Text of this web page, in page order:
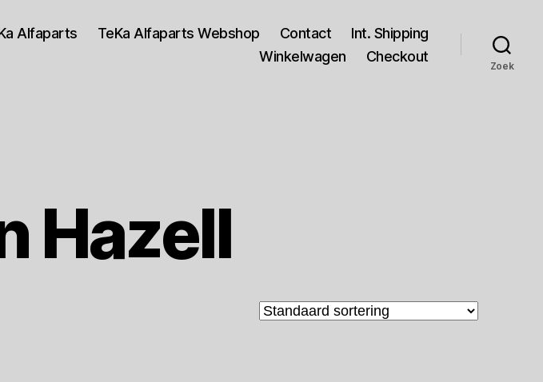
Alfaparts TeKa Alfaparts Webshop Contact
Int. Shipping
Winkelwagen
Checkout
Zoek
Hazell